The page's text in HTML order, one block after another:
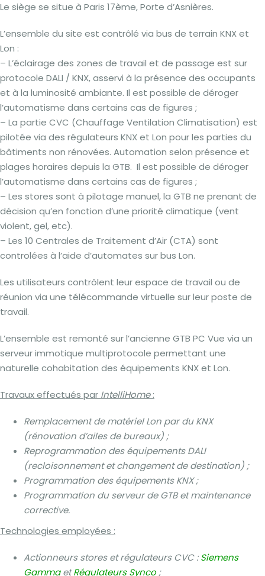
Le siège se situe à Paris 17ème, Porte d’Asnières.
L’ensemble du site est contrôlé via bus de terrain KNX et
Lon :
– L’éclairage des zones de travail et de passage est sur
protocole DALI / KNX, asservi à la présence des occupants
et à la luminosité ambiante. Il est possible de déroger
l’automatisme dans certains cas de figures ;
– La partie CVC (Chauffage Ventilation Climatisation) est
pilotée via des régulateurs KNX et Lon pour les parties du
bâtiments non rénovées. Automation selon présence et
plages horaires depuis la GTB. Il est possible de déroger
l’automatisme dans certains cas de figures ;
– Les stores sont à pilotage manuel, la GTB ne prenant de
décision qu’en fonction d’une priorité climatique (vent
violent, gel, etc).
– Les 10 Centrales de Traitement d’Air (CTA) sont
controlées à l’aide d’automates sur bus Lon.
Les utilisateurs contrôlent leur espace de travail ou de
réunion via une télécommande virtuelle sur leur poste de
travail.
L’ensemble est remonté sur l’ancienne GTB PC Vue via un
serveur immotique multiprotocole permettant une
naturelle cohabitation des équipements KNX et Lon.
Travaux effectués par IntelliHome:
Remplacement de matériel Lon par du KNX
(rénovation d’ailes de bureaux) ;
Reprogrammation des équipements DALI
(recloisonnement et changement de destination) ;
Programmation des équipements KNX ;
Programmation du serveur de GTB et maintenance
corrective.
Technologies employées :
Actionneurs stores et régulateurs CVC :Siemens
GammaetRégulateurs Synco;